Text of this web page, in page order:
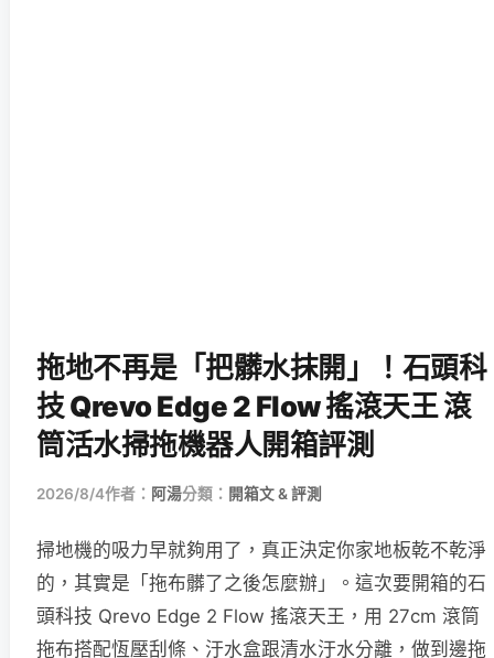
拖地不再是「把髒水抹開」！石頭科
技 Qrevo Edge 2 Flow 搖滾天王 滾
筒活水掃拖機器人開箱評測
2026/8/4作者： 阿湯分類： 開箱文 & 評測
掃地機的吸力早就夠用了，真正決定你家地板乾不乾淨
的，其實是「拖布髒了之後怎麼辦」。這次要開箱的石
頭科技 Qrevo Edge 2 Flow 搖滾天王，用 27cm 滾筒
拖布搭配恆壓刮條、汙水盒跟清水汙水分離，做到邊拖